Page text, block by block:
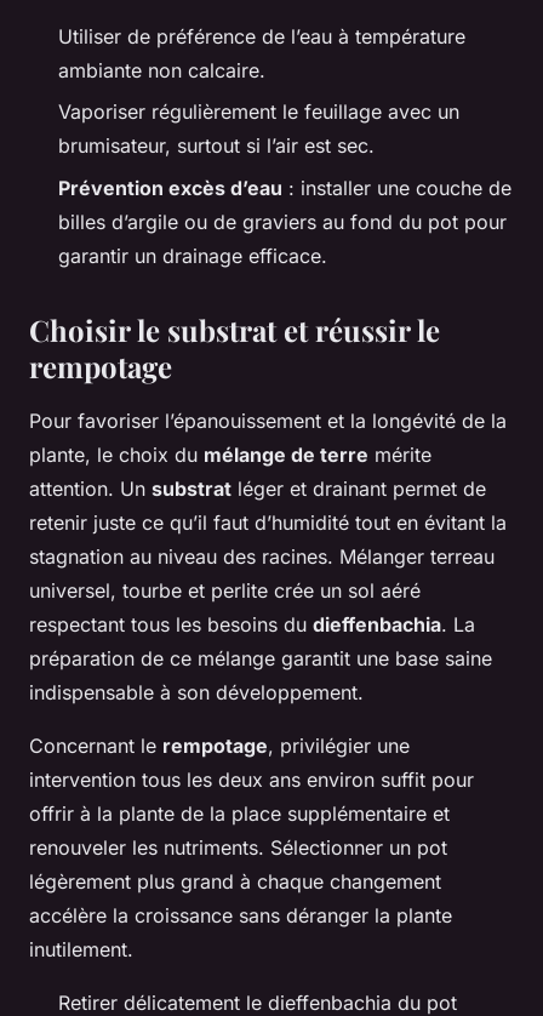
Utiliser de préférence de l’eau à température
ambiante non calcaire.
Vaporiser régulièrement le feuillage avec un
brumisateur, surtout si l’air est sec.
Prévention excès d’eau : installer une couche de
billes d’argile ou de graviers au fond du pot pour
garantir un drainage efficace.
Choisir le substrat et réussir le
rempotage
Pour favoriser l’épanouissement et la longévité de la
plante, le choix du mélange de terre mérite
attention. Un substrat léger et drainant permet de
retenir juste ce qu’il faut d’humidité tout en évitant la
stagnation au niveau des racines. Mélanger terreau
universel, tourbe et perlite crée un sol aéré
respectant tous les besoins du dieffenbachia. La
préparation de ce mélange garantit une base saine
indispensable à son développement.
Concernant le rempotage, privilégier une
intervention tous les deux ans environ suffit pour
offrir à la plante de la place supplémentaire et
renouveler les nutriments. Sélectionner un pot
légèrement plus grand à chaque changement
accélère la croissance sans déranger la plante
inutilement.
Retirer délicatement le dieffenbachia du pot